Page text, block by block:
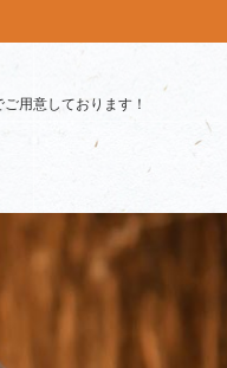
用意しております！